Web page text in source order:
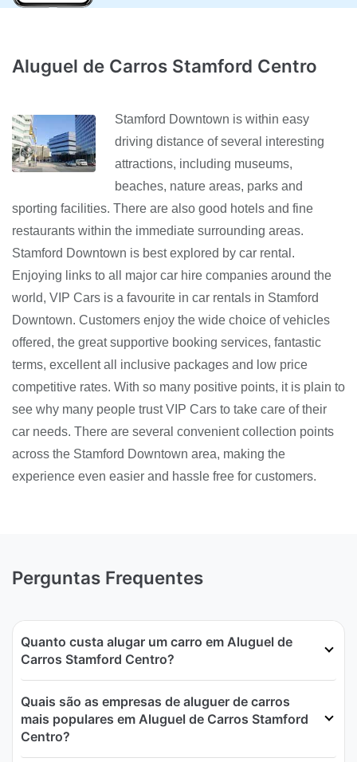
Aluguel de Carros Stamford Centro
Stamford Downtown is within easy
driving distance of several interesting
attractions, including museums,
beaches, nature areas, parks and
sporting facilities. There are also good hotels and fine
restaurants within the immediate surrounding areas.
Stamford Downtown is best explored by car rental.
Enjoying links to all major car hire companies around the
world, VIP Cars is a favourite in car rentals in Stamford
Downtown. Customers enjoy the wide choice of vehicles
offered, the great supportive booking services, fantastic
terms, excellent all inclusive packages and low price
competitive rates. With so many positive points, it is plain to
see why many people trust VIP Cars to take care of their
car needs. There are several convenient collection points
across the Stamford Downtown area, making the
experience even easier and hassle free for customers.
Perguntas Frequentes
Quanto custa alugar um carro em Aluguel de
Carros Stamford Centro?
Quais são as empresas de aluguer de carros
mais populares em Aluguel de Carros Stamford
Centro?